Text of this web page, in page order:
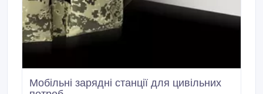
Мобільні зарядні станції для цивільних